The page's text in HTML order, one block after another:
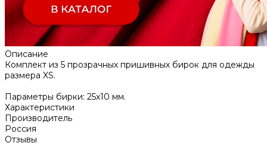
Описание
Комплект из 5 прозрачных пришивных бирок для одежды
размера XS.
Параметры бирки: 25x10 мм.
Характеристики
Производитель
Россия
Отзывы